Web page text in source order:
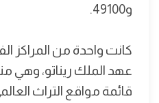
و49100.
كانت واحدة من المراكز
عهد الملك ريناتو، وهي
قائمة مواقع التراث